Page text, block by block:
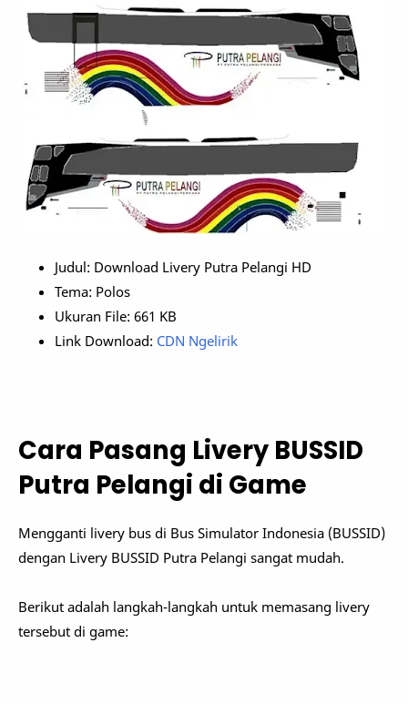
Judul: Download Livery Putra Pelangi HD
Tema: Polos
Ukuran File: 661 KB
Link Download: CDN Ngelirik
Cara Pasang Livery BUSSID
Putra Pelangi di Game
Mengganti livery bus di Bus Simulator Indonesia (BUSSID)
dengan Livery BUSSID Putra Pelangi sangat mudah.
Berikut adalah langkah-langkah untuk memasang livery
tersebut di game: